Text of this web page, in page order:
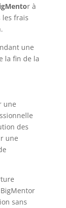
r à
les frais
une
la fin de la
une
des
une
sans